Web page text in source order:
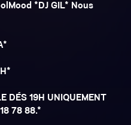
*DJ GIL* Nous
DÉS 19H UNIQUEMENT
78 88.*